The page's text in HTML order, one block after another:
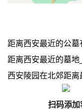
距离西安最近的公墓
距离西安最近的墓
西安陵园在北郊距
扫码添加